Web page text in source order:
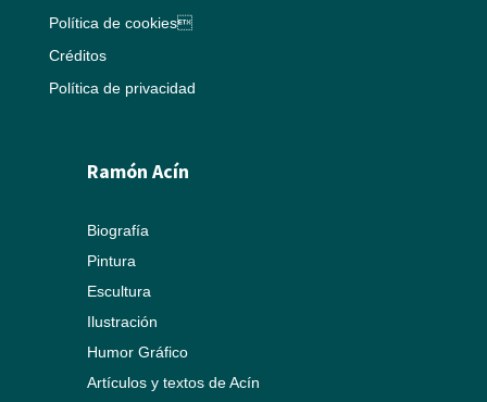
Política de cookies
Créditos
Política de privacidad
Ramón Acín
Biografía
Pintura
Escultura
Ilustración
Humor Gráfico
Artículos y textos de Acín